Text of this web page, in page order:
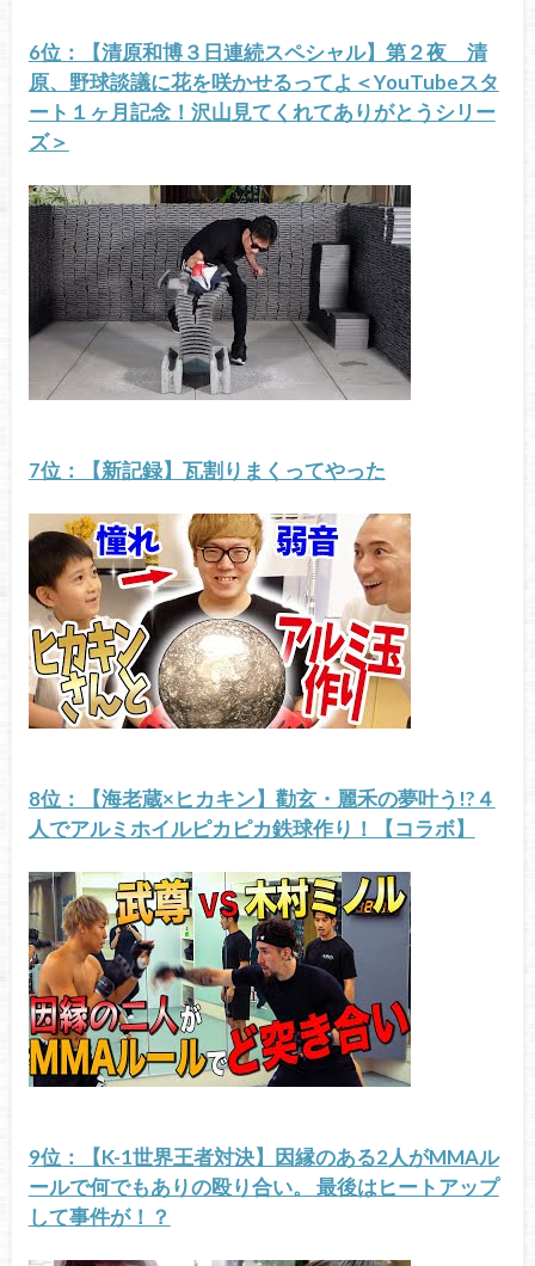
6位：【清原和博３日連続スペシャル】第２夜 清
原、野球談議に花を咲かせるってよ＜YouTubeスタ
ート１ヶ月記念！沢山見てくれてありがとうシリー
ズ＞
7位：【新記録】瓦割りまくってやった
8位：【海老蔵×ヒカキン】勸玄・麗禾の夢叶う!?４
人でアルミホイルピカピカ鉄球作り！【コラボ】
9位：【K-1世界王者対決】因縁のある2人がMMAル
ールで何でもありの殴り合い。 最後はヒートアップ
して事件が！？